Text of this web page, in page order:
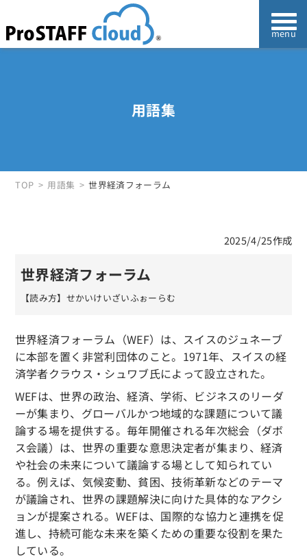
用語集
TOP 用語集 世界経済フォーラム
2025/4/25作成
世界経済フォーラム
【読み方】せかいけいざいふぉーらむ
世界経済フォーラム（WEF）は、スイスのジュネーブ
に本部を置く非営利団体のこと。1971年、スイスの経
済学者クラウス・シュワブ氏によって設立された。
WEFは、世界の政治、経済、学術、ビジネスのリーダ
ーが集まり、グローバルかつ地域的な課題について議
論する場を提供する。毎年開催される年次総会（ダボ
ス会議）は、世界の重要な意思決定者が集まり、経済
や社会の未来について議論する場として知られてい
る。例えば、気候変動、貧困、技術革新などのテーマ
が議論され、世界の課題解決に向けた具体的なアクシ
ョンが提案される。WEFは、国際的な協力と連携を促
進し、持続可能な未来を築くための重要な役割を果た
している。